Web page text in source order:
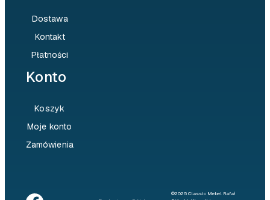
Dostawa
Kontakt
Płatności
Konto
Koszyk
Moje konto
Zamówienia
©2025 Classic Mebel Rafał